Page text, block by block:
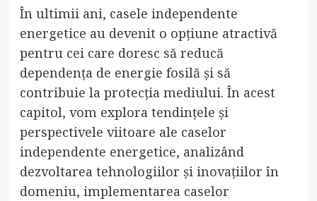
În ultimii ani, casele independente
energetice au devenit o opțiune atractivă
pentru cei care doresc să reducă
dependența de energie fosilă și să
contribuie la protecția mediului. În acest
capitol, vom explora tendințele și
perspectivele viitoare ale caselor
independente energetice, analizând
dezvoltarea tehnologiilor și inovațiilor în
domeniu, implementarea caselor